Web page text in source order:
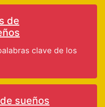
de
clave de los
sueños